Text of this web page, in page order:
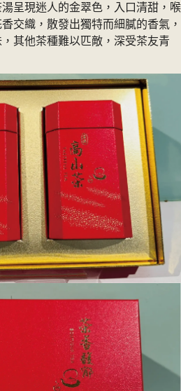
呈現迷人的金翠色，入口清甜，喉
交織，散發出獨特而細膩的香氣，
其他茶種難以匹敵，深受茶友青